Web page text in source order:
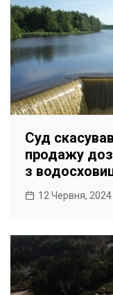
Суд
продажу
з
12 Червня, 2024